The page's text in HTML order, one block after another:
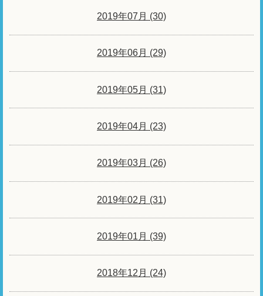
2019年07月 (30)
2019年06月 (29)
2019年05月 (31)
2019年04月 (23)
2019年03月 (26)
2019年02月 (31)
2019年01月 (39)
2018年12月 (24)